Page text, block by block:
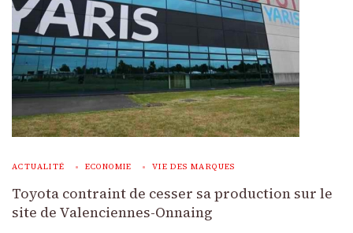
ACTUALITÉ ECONOMIE VIE DES MARQUES
Toyota contraint de cesser sa production sur le
site de Valenciennes-Onnaing